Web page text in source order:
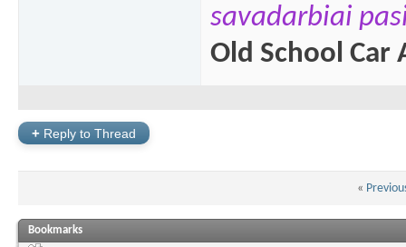
savadarbiai
Old School Car
+ Reply to Thread
«
Bookmarks